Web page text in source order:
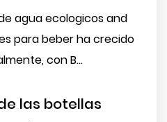
agua ecologicos and
para beber ha crecido
con B...
las botellas